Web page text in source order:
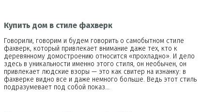
Купить дом в стиле фахверк
Говорили, говорим и будем говорить о самобытном стиле
фахверк, который привлекает внимание даже тех, кто к
деревянному домостроению относится «прохладно». И дело
здесь в уникальности именно этого стиля, он необычен, он
привлекает людские взоры — это как свитер на изнанку: в
фахверке видно все и даже немного больше. Ведь этот стиль
подразумевает под собой показ…